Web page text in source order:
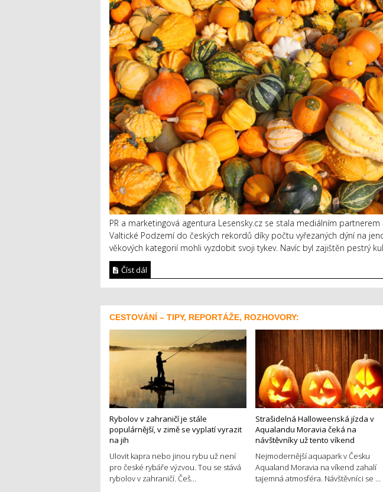
PR a marketingová agentura Lesensky.cz se stala mediálním
Valtické Podzemí do českých rekordů díky počtu vyřezaných dýní na
věkových kategorií mohli vyzdobit svoji tykev. Navíc byl zajištěn pestrý
Číst dál
CESTOVÁNÍ – TIPY, REPORTÁŽE, ROZHOVORY:
Rybolov v zahraničí je stále
populárnější, v zimě se vyplatí vyrazit
na jih
Ulovit kapra nebo jinou rybu už není
pro české rybáře výzvou. Tou se stává
rybolov v zahraničí. Češ...
Strašidelná Halloweenská jízda v
Aqualandu Moravia čeká na
návštěvníky už tento víkend
Nejmodernější aquapark v Česku
Aqualand Moravia na víkend zahalí
tajemná atmosféra. Návštěvníci se ...